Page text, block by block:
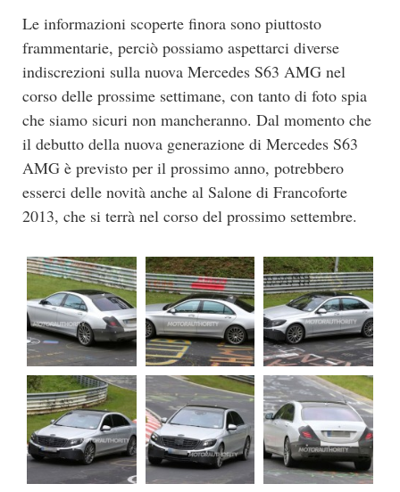
Le informazioni scoperte finora sono piuttosto
frammentarie, perciò possiamo aspettarci diverse
indiscrezioni sulla nuova Mercedes S63 AMG nel
corso delle prossime settimane, con tanto di foto spia
che siamo sicuri non mancheranno. Dal momento che
il debutto della nuova generazione di Mercedes S63
AMG è previsto per il prossimo anno, potrebbero
esserci delle novità anche al Salone di Francoforte
2013, che si terrà nel corso del prossimo settembre.